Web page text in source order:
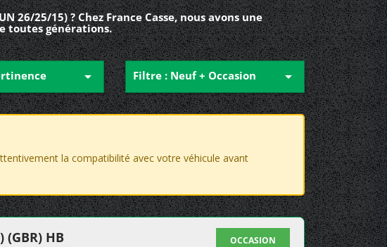
26/25/15) ? Chez France Casse, nous avons une
toutes générations.
 Filtre : Neuf + Occasion 
la compatibilité avec votre véhicule avant
(GBR) HB OCCASION